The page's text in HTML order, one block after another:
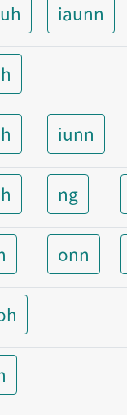
iaunn
iunn
ng
onn